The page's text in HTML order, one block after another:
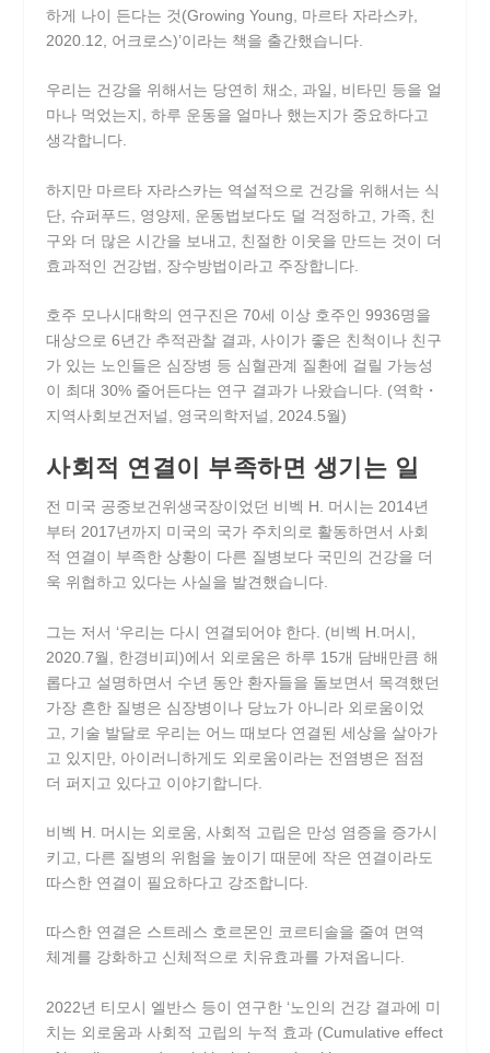
하게 나이 든다는 것(Growing Young, 마르타 자라스카,
2020.12, 어크로스)’이라는 책을 출간했습니다.
우리는 건강을 위해서는 당연히 채소, 과일, 비타민 등을 얼
마나 먹었는지, 하루 운동을 얼마나 했는지가 중요하다고
생각합니다.
하지만 마르타 자라스카는 역설적으로 건강을 위해서는 식
단, 슈퍼푸드, 영양제, 운동법보다도 덜 걱정하고, 가족, 친
구와 더 많은 시간을 보내고, 친절한 이웃을 만드는 것이 더
효과적인 건강법, 장수방법이라고 주장합니다.
호주 모나시대학의 연구진은 70세 이상 호주인 9936명을
대상으로 6년간 추적관찰 결과, 사이가 좋은 친척이나 친구
가 있는 노인들은 심장병 등 심혈관계 질환에 걸릴 가능성
이 최대 30% 줄어든다는 연구 결과가 나왔습니다. (역학・
지역사회보건저널, 영국의학저널, 2024.5월)
사회적 연결이 부족하면 생기는 일
전 미국 공중보건위생국장이었던 비벡 H. 머시는 2014년
부터 2017년까지 미국의 국가 주치의로 활동하면서 사회
적 연결이 부족한 상황이 다른 질병보다 국민의 건강을 더
욱 위협하고 있다는 사실을 발견했습니다.
그는 저서 ‘우리는 다시 연결되어야 한다. (비벡 H.머시,
2020.7월, 한경비피)에서 외로움은 하루 15개 담배만큼 해
롭다고 설명하면서 수년 동안 환자들을 돌보면서 목격했던
가장 흔한 질병은 심장병이나 당뇨가 아니라 외로움이었
고, 기술 발달로 우리는 어느 때보다 연결된 세상을 살아가
고 있지만, 아이러니하게도 외로움이라는 전염병은 점점
더 퍼지고 있다고 이야기합니다.
비벡 H. 머시는 외로움, 사회적 고립은 만성 염증을 증가시
키고, 다른 질병의 위험을 높이기 때문에 작은 연결이라도
따스한 연결이 필요하다고 강조합니다.
따스한 연결은 스트레스 호르몬인 코르티솔을 줄여 면역
체계를 강화하고 신체적으로 치유효과를 가져옵니다.
2022년 티모시 엘반스 등이 연구한 ‘노인의 건강 결과에 미
치는 외로움과 사회적 고립의 누적 효과 (Cumulative effect